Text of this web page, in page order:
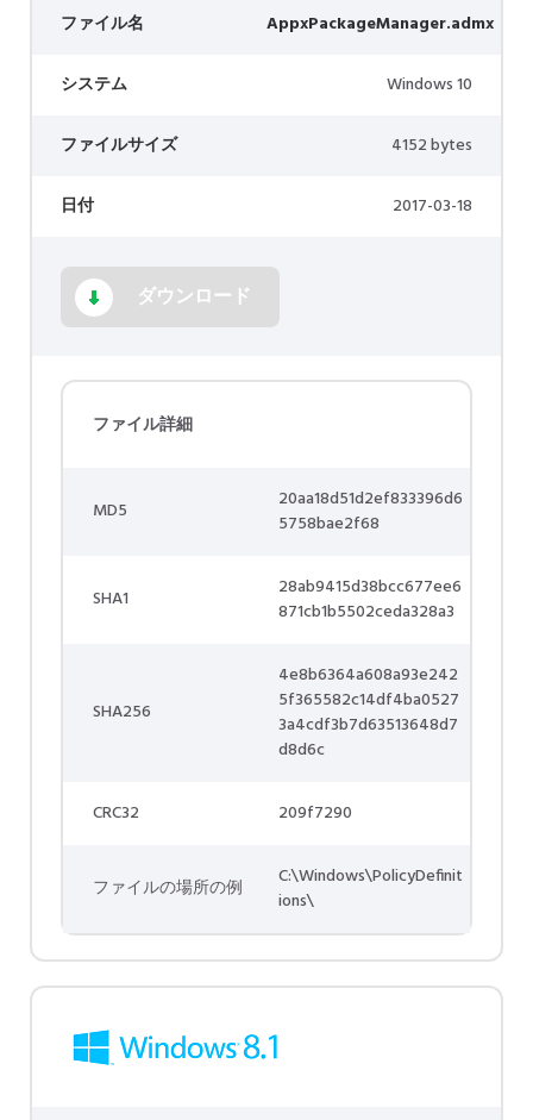
ファイル名 AppxPackageManager.admx
システム Windows 10
ファイルサイズ 4152 bytes
日付 2017-03-18
ダウンロード
ファイル詳細
MD5
20aa18d51d2ef833396d6
5758bae2f68
SHA1
28ab9415d38bcc677ee6
871cb1b5502ceda328a3
SHA256
4e8b6364a608a93e242
5f365582c14df4ba0527
3a4cdf3b7d63513648d7
d8d6c
CRC32 209f7290
ファイルの場所の例
C:\Windows\PolicyDefinit
ions\